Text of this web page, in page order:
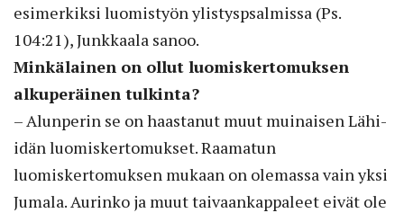
esimerkiksi luomistyön ylistyspsalmissa (Ps.
104:21), Junkkaala sanoo.
Minkälainen on ollut luomiskertomuksen
alkuperäinen tulkinta?
– Alunperin se on haastanut muut muinaisen Lähi-
idän luomiskertomukset. Raamatun
luomiskertomuksen mukaan on olemassa vain yksi
Jumala. Aurinko ja muut taivaankappaleet eivät ole